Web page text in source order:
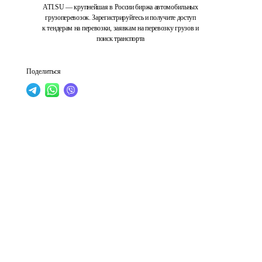
ATI.SU — крупнейшая в России биржа автомобильных
грузоперевозок. Зарегистрируйтесь и получите доступ
к тендерам на перевозки, заявкам на перевозку грузов и
поиск транспорта
Поделиться